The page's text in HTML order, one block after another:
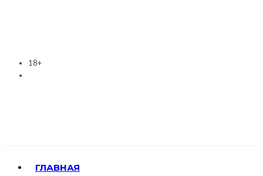
18+
ГЛАВНАЯ